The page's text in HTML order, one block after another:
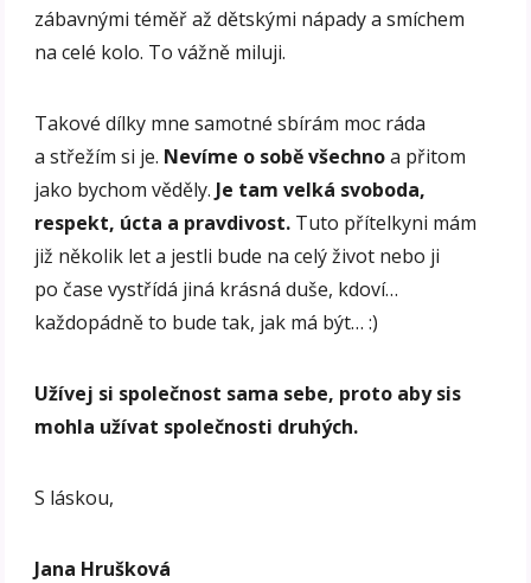
zábavnými téměř až dětskými nápady a smíchem
na celé kolo. To vážně miluji.
Takové dílky mne samotné sbírám moc ráda
a střežím si je. Nevíme o sobě všechnoa přitom
jako bychom věděly. Je tam velká svoboda,
respekt, úcta a pravdivost. Tuto přítelkyni mám
již několik let a jestli bude na celý život nebo ji
po čase vystřídá jiná krásná duše, kdoví…
každopádně to bude tak, jak má být… :)
Užívej si společnost sama sebe, proto aby sis
mohla užívat společnosti druhých.
S láskou,
Jana Hrušková